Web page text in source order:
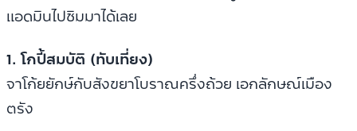
แอดมินไปชิมมาได้เลย
1. โกปี้สมบัติ (ทับเที่ยง)
จาโก้ยยักษ์กับสังขยาโบราณครึ่งถ้วย เอกลักษณ์เมือง
ตรัง